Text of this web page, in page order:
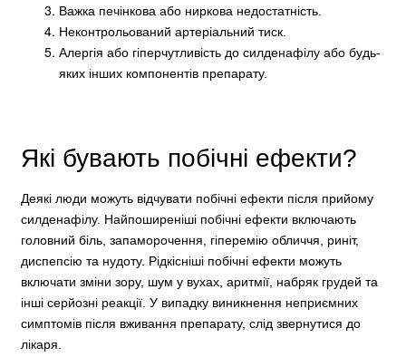
Важка печінкова або ниркова недостатність.
Неконтрольований артеріальний тиск.
Алергія або гіперчутливість до силденафілу або будь-
яких інших компонентів препарату.
Які бувають побічні ефекти?
Деякі люди можуть відчувати побічні ефекти після прийому
силденафілу. Найпоширеніші побічні ефекти включають
головний біль, запаморочення, гіперемію обличчя, риніт,
диспепсію та нудоту. Рідкісніші побічні ефекти можуть
включати зміни зору, шум у вухах, аритмії, набряк грудей та
інші серйозні реакції. У випадку виникнення неприємних
симптомів після вживання препарату, слід звернутися до
лікаря.